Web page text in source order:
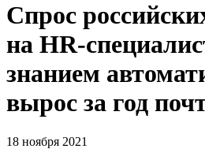
Спрос
на HR-
знанием
вырос за год
18 ноября 2021